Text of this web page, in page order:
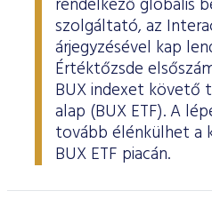
rendelkező globális
szolgáltató, az
árjegyzésével kap
Értéktőzsde
BUX indexet követő
alap (BUX ETF). A
tovább élénkülhet a
BUX ETF piacán.